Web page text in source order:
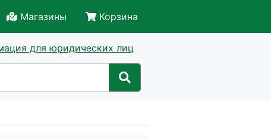
Магазины Корзина
для юридических лиц